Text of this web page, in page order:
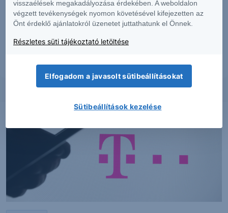
dokumentumban foglaltak – teljes vagy részleges – felhasználása,
többszörözése, publikálása, átdolgozása, terjesztése kizárólag a Társaság
előzetes írásos engedélyével lehetséges. A jelen dokumentumban foglaltak
Dokumentumok – Erste Marketoldalon, illetve a Társaság ügyletek előtti
visszaélések megakadályozása érdekében. A weboldalon
végzett tevékenységek nyomon követésével kifejezetten az
Önt érdeklő ajánlatokról üzenetet juttathatunk el Önnek.
Részletes süti tájékoztató letöltése
Elfogadom a javasolt sütibeállításokat
Sütibeállítások kezelése